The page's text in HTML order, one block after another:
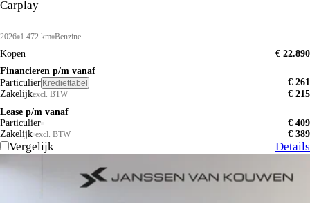
Carplay
2026 1.472 km Benzine
Kopen
€ 22.890
Financieren p/m vanaf
Particulier Krediettabel
€ 261
Zakelijkexcl. BTW
€ 215
Lease p/m vanaf
Particulier
€ 409
Zakelijk excl. BTW € 389
Vergelijk Details